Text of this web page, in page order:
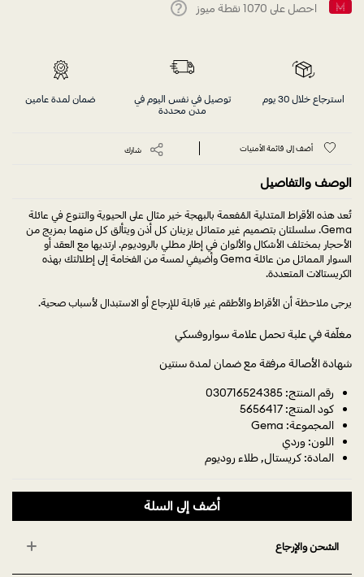
احصل على 1070 نقطة ميوز
استرجاع خلال 30 يوم
توصيل في نفس اليوم في
مدن محددة
ضمان لمدة عامين
أضف إلى قائمة الأمنيات شارك
الوصف والتفاصيل
تُعد هذه الأقراط المتدلية المُفعمة بالبهجة خير مثال على الحيوية والتنوع في عائلة
Gema. سلسلتان بتصميم غير متماثل يزينان كل أذن ويتألق كل منهما بمزيج من
الأحجار بمختلف الأشكال والألوان في إطار مطلي بالروديوم. ارتديها مع العقد أو
السوار المماثل من عائلة Gema وأضيفي لمسة من الفخامة إلى إطلالتك بهذه
الكريستالات المتعددة.
يرجى ملاحظة أن الأقراط والأطقم غير قابلة للإرجاع أو الاستبدال لأسباب صحية.
مغلّفة في علبة تحمل علامة سواروفسكي
شهادة الأصالة مرفقة مع ضمان لمدة سنتين
رقم المنتج: 030716524385
كود المنتج: 5656417
المجموعة: Gema
اللون: وردي
المادة: كريستال, طلاء روديوم
أضف إلى السلة
الشحن والإرجاع